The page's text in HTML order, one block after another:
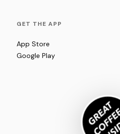
GET THE APP
App Store
Google Play